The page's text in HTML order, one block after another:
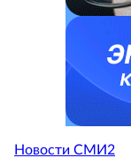
Новости СМИ2